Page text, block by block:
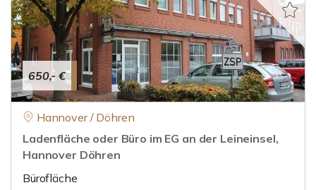
650,- €
Hannover / Döhren
Ladenfläche oder Büro im EG an der Leineinsel,
Hannover Döhren
Bürofläche